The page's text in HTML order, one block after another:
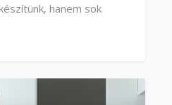
hanem sok